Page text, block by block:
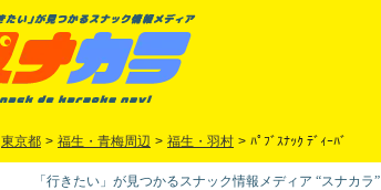
東京都 > 福生・青梅周辺 > 福生・羽村 > ﾊﾟﾌﾞｽﾅｯｸ ﾃﾞｨｰﾊﾞ
「行きたい」が見つかるスナック情報メディア “スナカラ”